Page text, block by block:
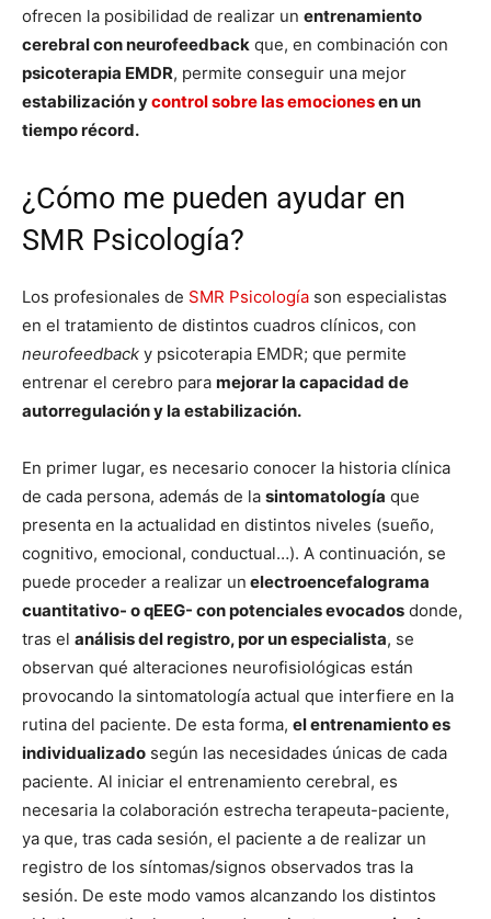
ofrecen la posibilidad de realizar un entrenamiento
cerebral con neurofeedback que, en combinación con
psicoterapia EMDR, permite conseguir una mejor
estabilización ycontrol sobre las emocionesen un
tiempo récord.
¿Cómo me pueden ayudar en
SMR Psicología?
Los profesionales de SMR Psicología son especialistas
en el tratamiento de distintos cuadros clínicos, con
neurofeedback y psicoterapia EMDR; que permite
entrenar el cerebro para mejorar la capacidad de
autorregulación y la estabilización.
En primer lugar, es necesario conocer la historia clínica
de cada persona, además de la sintomatología que
presenta en la actualidad en distintos niveles (sueño,
cognitivo, emocional, conductual…). A continuación, se
puede proceder a realizar un electroencefalograma
cuantitativo- o qEEG- con potenciales evocados donde,
tras el análisis del registro, por un especialista, se
observan qué alteraciones neurofisiológicas están
provocando la sintomatología actual que interfiere en la
rutina del paciente. De esta forma, el entrenamiento es
individualizado según las necesidades únicas de cada
paciente. Al iniciar el entrenamiento cerebral, es
necesaria la colaboración estrecha terapeuta-paciente,
ya que, tras cada sesión, el paciente a de realizar un
registro de los síntomas/signos observados tras la
sesión. De este modo vamos alcanzando los distintos